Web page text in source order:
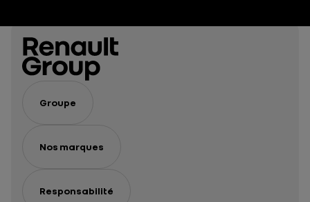
durable
Groupe
Nos marques
Responsabilité